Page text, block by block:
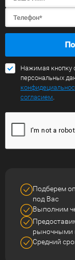
Нажимая кнопку
персональных
согласием
Подберем
под Вас
Выполним
рыночными
Средний